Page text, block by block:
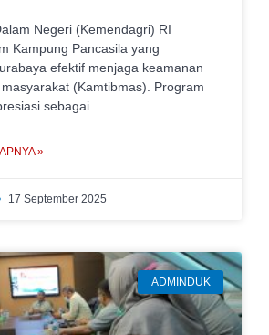
Negeri (Kemendagri) RI
Kampung Pancasila yang
efektif menjaga keamanan
(Kamtibmas). Program
sebagai
»
17 September 2025
ADMINDUK